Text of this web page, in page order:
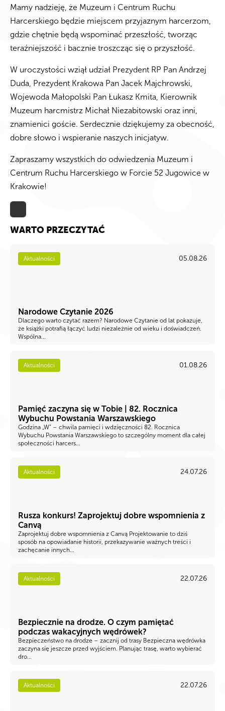
Mamy nadzieję, że Muzeum i Centrum Ruchu
Harcerskiego będzie miejscem przyjaznym harcerzom,
gdzie chętnie będą wspominać przeszłość, tworząc
teraźniejszość i bacznie troszcząc się o przyszłość.
W uroczystości wziął udział Prezydent RP Pan Andrzej
Duda, Prezydent Krakowa Pan Jacek Majchrowski,
Wojewoda Małopolski Pan Łukasz Kmita, Kierownik
Muzeum harcmistrz Michał Niezabitowski oraz inni,
znamienici goście. Serdecznie dziękujemy za obecność,
dobre słowo i wspieranie naszych inicjatyw.
Zapraszamy wszystkich do odwiedzenia Muzeum i
Centrum Ruchu Harcerskiego w Forcie 52 Jugowice w
Krakowie!
WARTO PRZECZYTAĆ
Aktualności 05.08.26
Narodowe Czytanie 2026
Dlaczego warto czytać razem? Narodowe Czytanie od lat pokazuje,
że książki potrafią łączyć ludzi niezależnie od wieku i doświadczeń.
Wspólna...
Aktualności 01.08.26
Pamięć zaczyna się w Tobie | 82. Rocznica
Wybuchu Powstania Warszawskiego
Godzina „W” – chwila pamięci i wdzięczności 82. Rocznica
Wybuchu Powstania Warszawskiego to szczególny moment dla całej
społeczności harcers...
Aktualności 24.07.26
Rusza konkurs! Zaprojektuj dobre wspomnienia z
Canvą
Zaprojektuj dobre wspomnienia z Canvą Projektowanie to dziś
sposób na opowiadanie historii, przekazywanie ważnych treści i
zachęcanie innych...
Aktualności 22.07.26
Bezpiecznie na drodze. O czym pamiętać
podczas wakacyjnych wędrówek?
Bezpieczeństwo na drodze – zacznij od trasy Bezpieczna wędrówka
zaczyna się jeszcze przed wyjściem. Planując trasę, warto wybierać
dro...
Aktualności 22.07.26